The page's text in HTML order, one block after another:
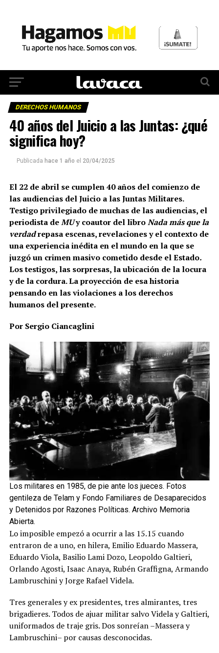
DERECHOS HUMANOS
40 años del Juicio a las Juntas: ¿qué
significa hoy?
Publicada hace 1 año el 20/04/2025
El 22 de abril se cumplen 40 años del comienzo de
las audiencias del Juicio a las Juntas Militares.
Testigo privilegiado de muchas de las audiencias, el
periodista deMUy coautor del libroNada más que la
verdadrepasa escenas, revelaciones y el contexto de
una experiencia inédita en el mundo en la que se
juzgó un crimen masivo cometido desde el Estado.
Los testigos, las sorpresas, la ubicación de la locura
y de la cordura. La proyección de esa historia
pensando en las violaciones a los derechos
humanos del presente.
Por Sergio Ciancaglini
Los militares en 1985, de pie ante los jueces. Fotos
gentileza de Telam y Fondo Familiares de Desaparecidos
y Detenidos por Razones Políticas. Archivo Memoria
Abierta.
Lo imposible empezó a ocurrir a las 15.15 cuando
entraron de a uno, en hilera, Emilio Eduardo Massera,
Eduardo Viola, Basilio Lami Dozo, Leopoldo Galtieri,
Orlando Agosti, Isaac Anaya, Rubén Graffigna, Armando
Lambruschini y Jorge Rafael Videla.
Tres generales y ex presidentes, tres almirantes, tres
brigadieres. Todos de ajuar militar salvo Videla y Galtieri,
uniformados de traje gris. Dos sonreían –Massera y
Lambruschini– por causas desconocidas.